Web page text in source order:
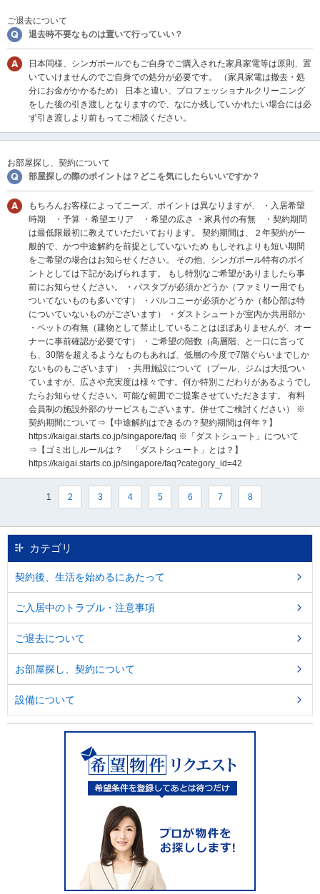
ご退去について
退去時不要なものは置いて行っていい？
日本同様、シンガポールでもご自身でご購入された家具家電等は原則、置
いていけませんのでご自身での処分が必要です。 （家具家電は撤去・処
分にお金がかかるため） 日本と違い、プロフェッショナルクリーニング
をした後の引き渡しとなりますので、なにか残していかれたい場合には必
ず引き渡しより前もってご相談ください。
お部屋探し、契約について
部屋探しの際のポイントは？どこを気にしたらいいですか？
もちろんお客様によってニーズ、ポイントは異なりますが、 ・入居希望
時期 ・予算 ・希望エリア ・希望の広さ ・家具付の有無 ・契約期間
は最低限最初に教えていただいております。 契約期間は、２年契約が一
般的で、かつ中途解約を前提としていないため もしそれよりも短い期間
をご希望の場合はお知らせください。 その他、シンガポール特有のポイ
ントとしては下記があげられます。 もし特別なご希望がありましたら事
前にお知らせください。 ・バスタブが必須かどうか（ファミリー用でも
ついてないものも多いです） ・バルコニーが必須かどうか（都心部は特
についていないものがございます） ・ダストシュートが室内か共用部か
・ペットの有無（建物として禁止していることはほぼありませんが、オー
ナーに事前確認が必要です） ・ご希望の階数（高層階、と一口に言って
も、30階を超えるようなものもあれば、低層の今度で7階ぐらいまでしか
ないものもございます） ・共用施設について（プール、ジムは大抵つい
ていますが、広さや充実度は様々です。何か特別こだわりがあるようでし
たらお知らせください。可能な範囲でご提案させていただきます。 有料
会員制の施設外部のサービスもございます。併せてご検討ください） ※
契約期間について⇒【中途解約はできるの？契約期間は何年？】
https://kaigai.starts.co.jp/singapore/faq ※「ダストシュート」について
⇒【ゴミ出しルールは？ 「ダストシュート」とは？】
https://kaigai.starts.co.jp/singapore/faq?category_id=42
1 2 3 4 5 6 7 8
カテゴリ
契約後、生活を始めるにあたって
ご入居中のトラブル・注意事項
ご退去について
お部屋探し、契約について
設備について